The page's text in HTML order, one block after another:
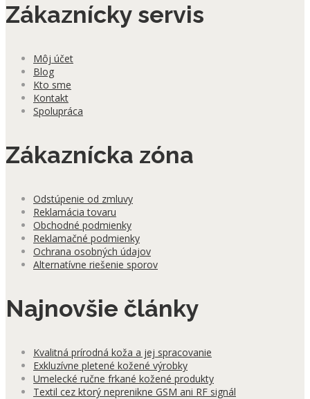
Zákaznícky servis
Môj účet
Blog
Kto sme
Kontakt
Spolupráca
Zákaznícka zóna
Odstúpenie od zmluvy
Reklamácia tovaru
Obchodné podmienky
Reklamačné podmienky
Ochrana osobných údajov
Alternatívne riešenie sporov
Najnovšie články
Kvalitná prírodná koža a jej spracovanie
Exkluzívne pletené kožené výrobky
Umelecké ručne frkané kožené produkty
Textil cez ktorý neprenikne GSM ani RF signál